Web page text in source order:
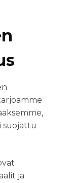
suojattu
ja